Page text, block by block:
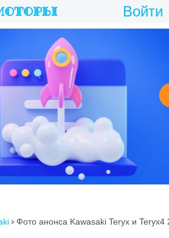
Войти
 Фото анонса Kawasaki Teryx и Teryx4